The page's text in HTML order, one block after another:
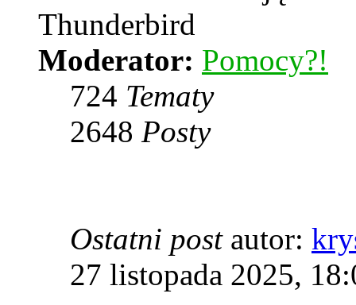
Thunderbird
Moderator: Pomocy?!
724 Tematy
2648 Posty
Ostatni postautor:
27 listopada 2025,